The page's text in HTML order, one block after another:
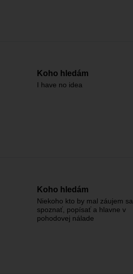
Koho hledám
I have no idea
Koho hledám
Niekoho kto by mal záujem sa
spoznať, popísať a hlavne v
pohodovej nálade